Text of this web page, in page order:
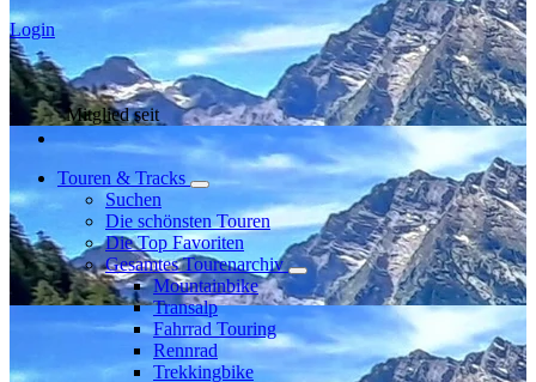
Login
Mitglied seit
Touren & Tracks
Suchen
Die schönsten Touren
Die Top Favoriten
Gesamtes Tourenarchiv
Mountainbike
Transalp
Fahrrad Touring
Rennrad
Trekkingbike